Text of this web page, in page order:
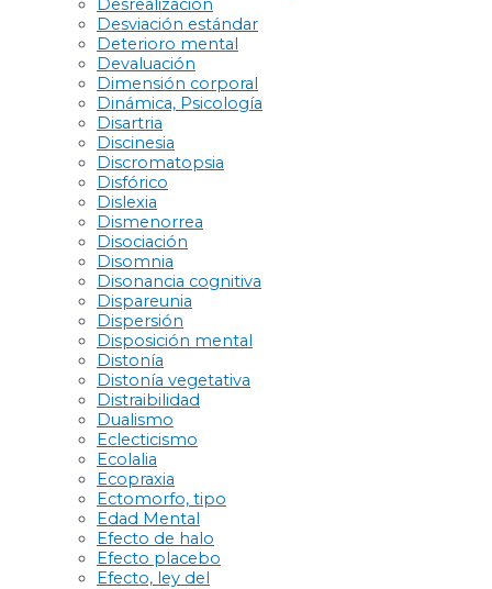
Desrealización
Desviación estándar
Deterioro mental
Devaluación
Dimensión corporal
Dinámica, Psicología
Disartria
Discinesia
Discromatopsia
Disfórico
Dislexia
Dismenorrea
Disociación
Disomnia
Disonancia cognitiva
Dispareunia
Dispersión
Disposición mental
Distonía
Distonía vegetativa
Distraibilidad
Dualismo
Eclecticismo
Ecolalia
Ecopraxia
Ectomorfo, tipo
Edad Mental
Efecto de halo
Efecto placebo
Efecto, ley del